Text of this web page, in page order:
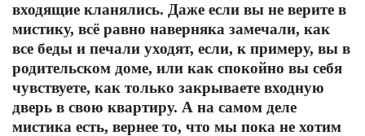
входящие кланялись. Даже если вы не верите в
мистику, всё равно наверняка замечали, как
все беды и печали уходят, если, к примеру, вы в
родительском доме, или как спокойно вы себя
чувствуете, как только закрываете входную
дверь в свою квартиру. А на самом деле
мистика есть, вернее то, что мы пока не хотим